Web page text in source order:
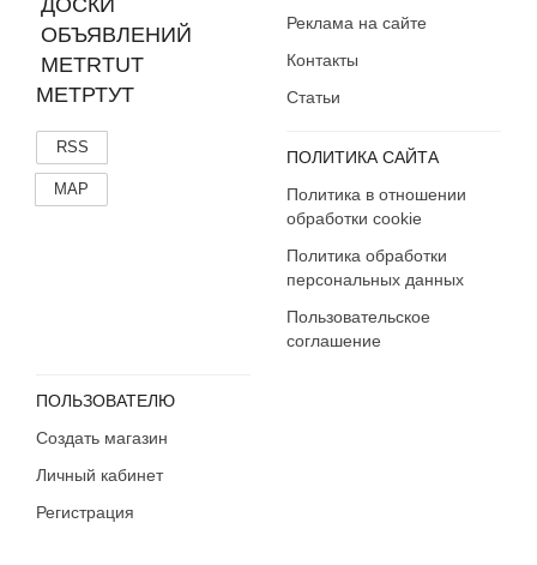
Ингушетия
Иркутская область
Кабардино-Балкария
Калининградская область
Калмыкия
Калужская область
Камчатский край
Красноярский край
Крым
Курганская область
МЕТРТУТ
RSS
MAP
Реклама на сайте
Контакты
Статьи
ПОЛИТИКА САЙТА
Политика в отношении
обработки cookie
Политика обработки
персональных данных
Пользовательское
соглашение
ПОЛЬЗОВАТЕЛЮ
Создать магазин
Личный кабинет
Регистрация